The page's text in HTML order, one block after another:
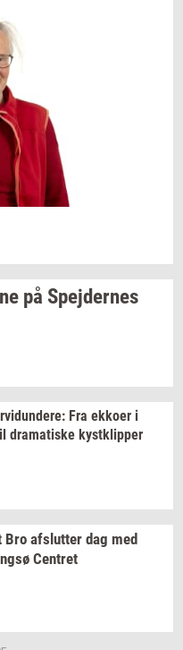
på Spej­der­nes
Fra ek­ko­er i
dra­ma­ti­ske kyst­klip­per
Bro af­slut­ter dag med
Cen­tret